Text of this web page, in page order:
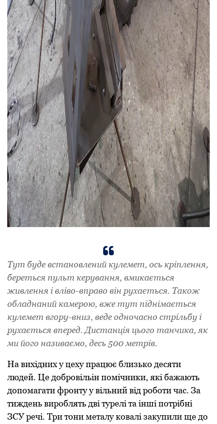
Тут буде встановлений кулемет, ось кріплення,
береться пульт керування, вмикається
живлення і вліво-вправо він рухається. Також
обладнаний камерою, вже тут піднімається
кулемет вгору-вниз, веде одночасно стрільбу і
рухається вперед. Дистанція цього танчика, як
ми його називаємо, десь 500 метрів.
На вихідних у цеху працює близько десяти
людей. Це добровільін помічники, які бажають
допомагати фронту у вільний від роботи час. За
тиждень вироблять дві турелі та інші потрібні
ЗСУ речі. Три тони металу ковалі закупили ще до